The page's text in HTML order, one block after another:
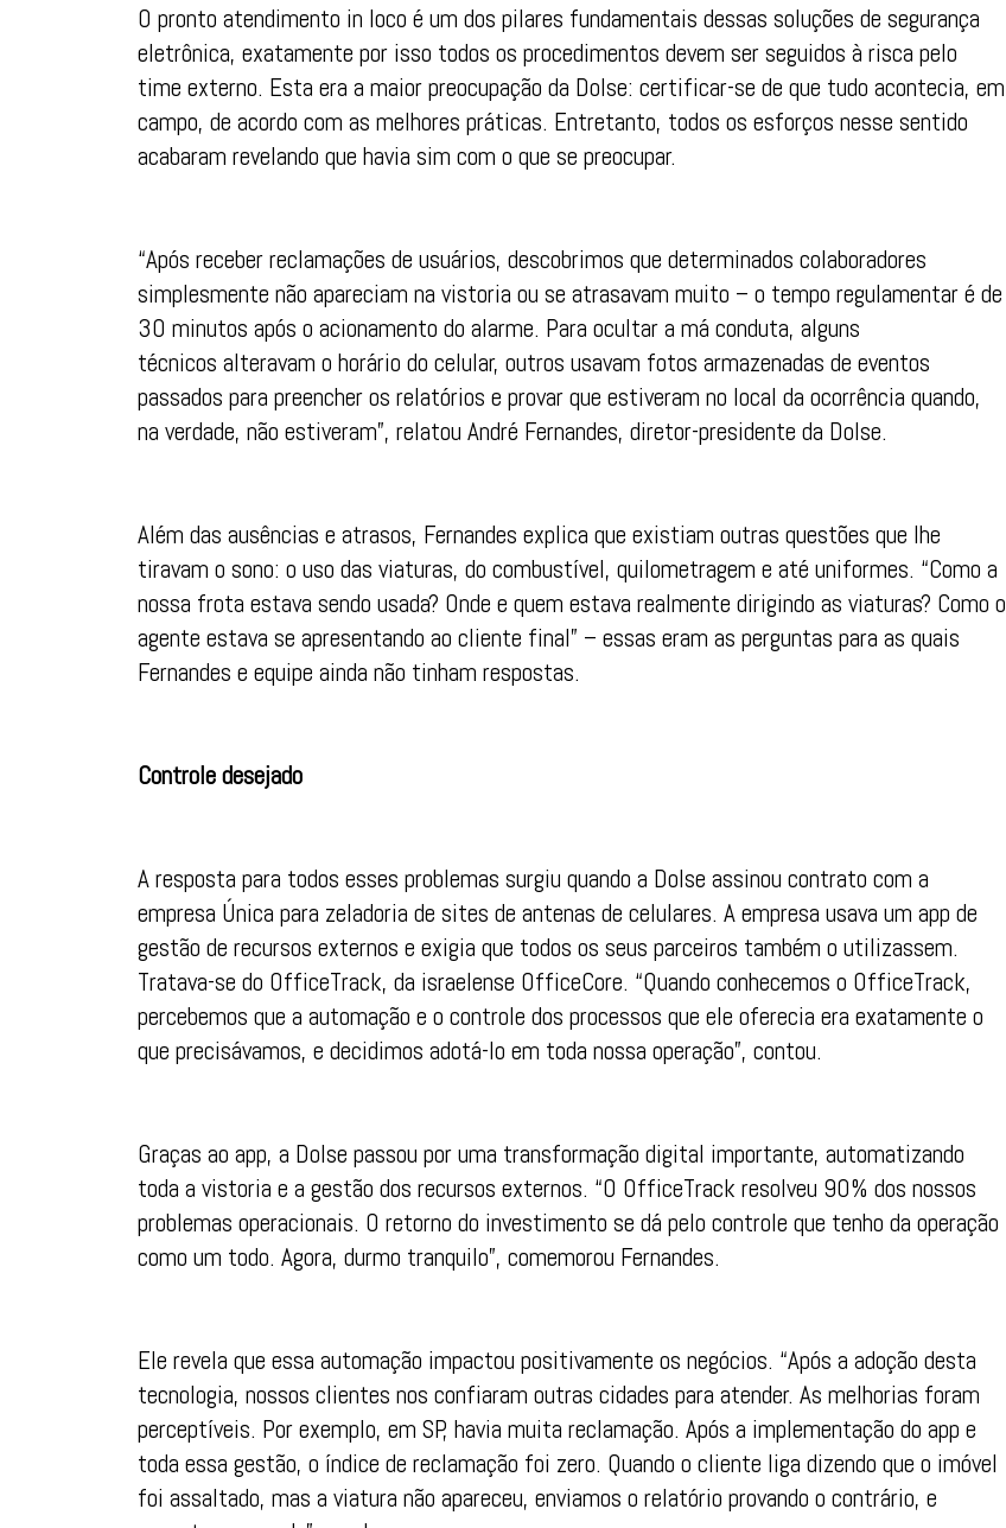
O pronto atendimento in loco é um dos pilares fundamentais dessas soluções de segurança
eletrônica, exatamente por isso todos os procedimentos devem ser seguidos à risca pelo
time externo. Esta era a maior preocupação da Dolse: certificar-se de que tudo acontecia, em
campo, de acordo com as melhores práticas. Entretanto, todos os esforços nesse sentido
acabaram revelando que havia sim com o que se preocupar.
“Após receber reclamações de usuários, descobrimos que determinados colaboradores
simplesmente não apareciam na vistoria ou se atrasavam muito – o tempo regulamentar é de
30 minutos após o acionamento do alarme. Para ocultar a má conduta, alguns
técnicos alteravam o horário do celular, outros usavam fotos armazenadas de eventos
passados para preencher os relatórios e provar que estiveram no local da ocorrência quando,
na verdade, não estiveram”, relatou André Fernandes, diretor-presidente da Dolse.
Além das ausências e atrasos, Fernandes explica que existiam outras questões que lhe
tiravam o sono: o uso das viaturas, do combustível, quilometragem e até uniformes. “Como a
nossa frota estava sendo usada? Onde e quem estava realmente dirigindo as viaturas? Como o
agente estava se apresentando ao cliente final” – essas eram as perguntas para as quais
Fernandes e equipe ainda não tinham respostas.
Controle desejado
A resposta para todos esses problemas surgiu quando a Dolse assinou contrato com a
empresa Única para zeladoria de sites de antenas de celulares. A empresa usava um app de
gestão de recursos externos e exigia que todos os seus parceiros também o utilizassem.
Tratava-se do OfficeTrack, da israelense OfficeCore. “Quando conhecemos o OfficeTrack,
percebemos que a automação e o controle dos processos que ele oferecia era exatamente o
que precisávamos, e decidimos adotá-lo em toda nossa operação”, contou.
Graças ao app, a Dolse passou por uma transformação digital importante, automatizando
toda a vistoria e a gestão dos recursos externos. “O OfficeTrack resolveu 90% dos nossos
problemas operacionais. O retorno do investimento se dá pelo controle que tenho da operação
como um todo. Agora, durmo tranquilo”, comemorou Fernandes.
Ele revela que essa automação impactou positivamente os negócios. “Após a adoção desta
tecnologia, nossos clientes nos confiaram outras cidades para atender. As melhorias foram
perceptíveis. Por exemplo, em SP, havia muita reclamação. Após a implementação do app e
toda essa gestão, o índice de reclamação foi zero. Quando o cliente liga dizendo que o imóvel
foi assaltado, mas a viatura não apareceu, enviamos o relatório provando o contrário, e